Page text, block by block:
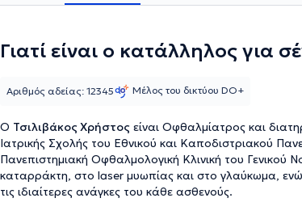
Γιατί είναι ο κατάλληλος για
Ο Τσιλιβάκος Χρήστος είναι Οφθαλμίατρος και διατηρεί ιδιωτικό ιατρείο στον Πειραιά από το 1998. Είναι πτυχιούχος της
Ιατρικής Σχολής του Εθνικού και Καποδιστριακού
Πανεπιστημιακή Οφθαλμολογική Κλινική του Γενικού
καταρράκτη, στο laser μυωπίας και στο γλαύκωμα,
τις ιδιαίτερες ανάγκες του κάθε ασθενούς.
Αριθμός αδείας: 12345 Μέλος του δικτύου DO+